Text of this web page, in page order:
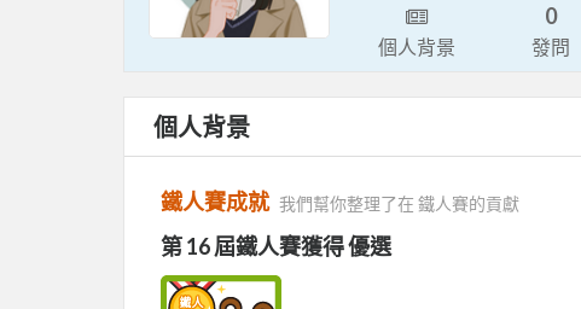
個人背景
0
發問
個人背景
鐵人賽成就 我們幫你整理了在 鐵人賽的貢獻
第 16 屆鐵人賽獲得 優選